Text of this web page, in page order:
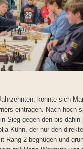
konnte sich
eintragen. Nach hoch
Sieg gegen den bis
Kühn, der nur den
Rang 2 begnügen und